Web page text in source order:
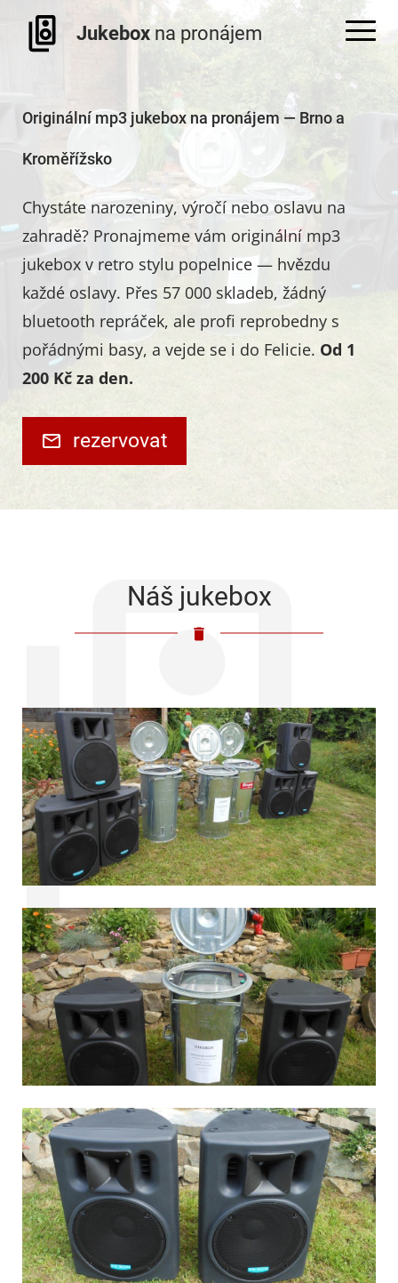
Jukebox na pronájem
Originální mp3 jukebox na pronájem — Brno a
Kroměřížsko
Chystáte narozeniny, výročí nebo oslavu na
zahradě? Pronajmeme vám originální mp3
jukebox v retro stylu popelnice — hvězdu
každé oslavy. Přes 57 000 skladeb, žádný
bluetooth repráček, ale profi reprobedny s
pořádnými basy, a vejde se i do Felicie. Od 1
200 Kč za den.
rezervovat
Náš jukebox